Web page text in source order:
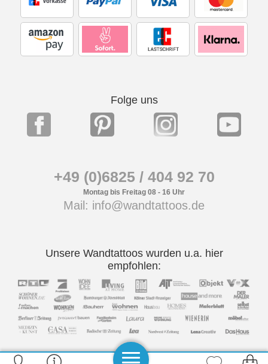
Folge uns
+49 (0)6825 / 404 92 70
Montag bis Freitag 08 - 16 Uhr
Mail: info@wandtattoos.de
Unsere Wandtattoos wurden u.a. hier
empfohlen: